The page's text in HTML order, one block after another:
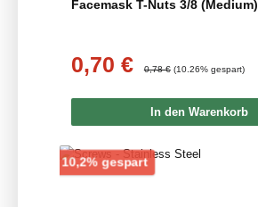
Facemask T-Nuts 3/8 (Medium)
Verkaufspreis:
0,70 € 0,78 € (10.26% gespart)
In den Warenkorb
10,2% gespartRabatt